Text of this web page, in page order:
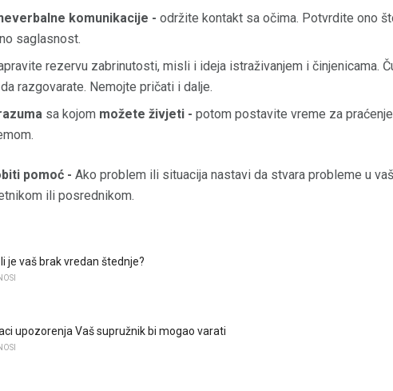
komunikacije - održite kontakt sa očima. Potvrdite ono
saglasnost.
rezervu zabrinutosti, misli i ideja istraživanjem i činjenicama.
razgovarate. Nemojte pričati i dalje.
sa kojom možete živjeti - potom postavite vreme za
pomoć - Ako problem ili situacija nastavi da stvara probleme u
ili posrednikom.
li je vaš brak vredan štednje?
upozorenja Vaš supružnik bi mogao varati